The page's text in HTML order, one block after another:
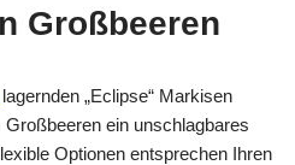
Großbeeren
lagernden „Eclipse“ Markisen
ein unschlagbares
Optionen entsprechen Ihren